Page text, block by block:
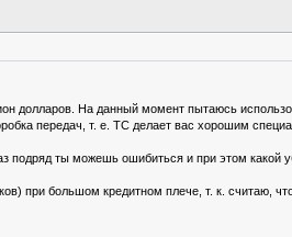
долларов. На данный момент пытаюсь
передач, т. е. ТС делает вас хорошим
подряд ты можешь ошибиться и при этом какой
при большом кредитном плече, т. к. считаю,